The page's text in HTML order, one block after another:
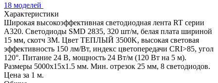
18 моделей
Характеристики
Широкая высокоэффективная светодиодная лента RT серии
A320. Светодиоды SMD 2835, 320 шт/м, белая плата шириной
15 мм, скотч 3M. Цвет ТЕПЛЫЙ 3500K, высокая световая
эффективность 150 лм/Вт, индекс цветопередачи CRI>85, угол
120°. Питание 24 В, мощность 24 Вт/м (120 Вт на 5 м).
Размеры 5000x15x1.5 мм. Мин. отрезок 25 мм, 8 светодиодов.
Цена за 1 м.